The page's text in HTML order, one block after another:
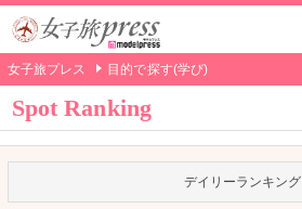
女子旅プレス 目的で探す(学び)
Spot Ranking
デイリーランキング